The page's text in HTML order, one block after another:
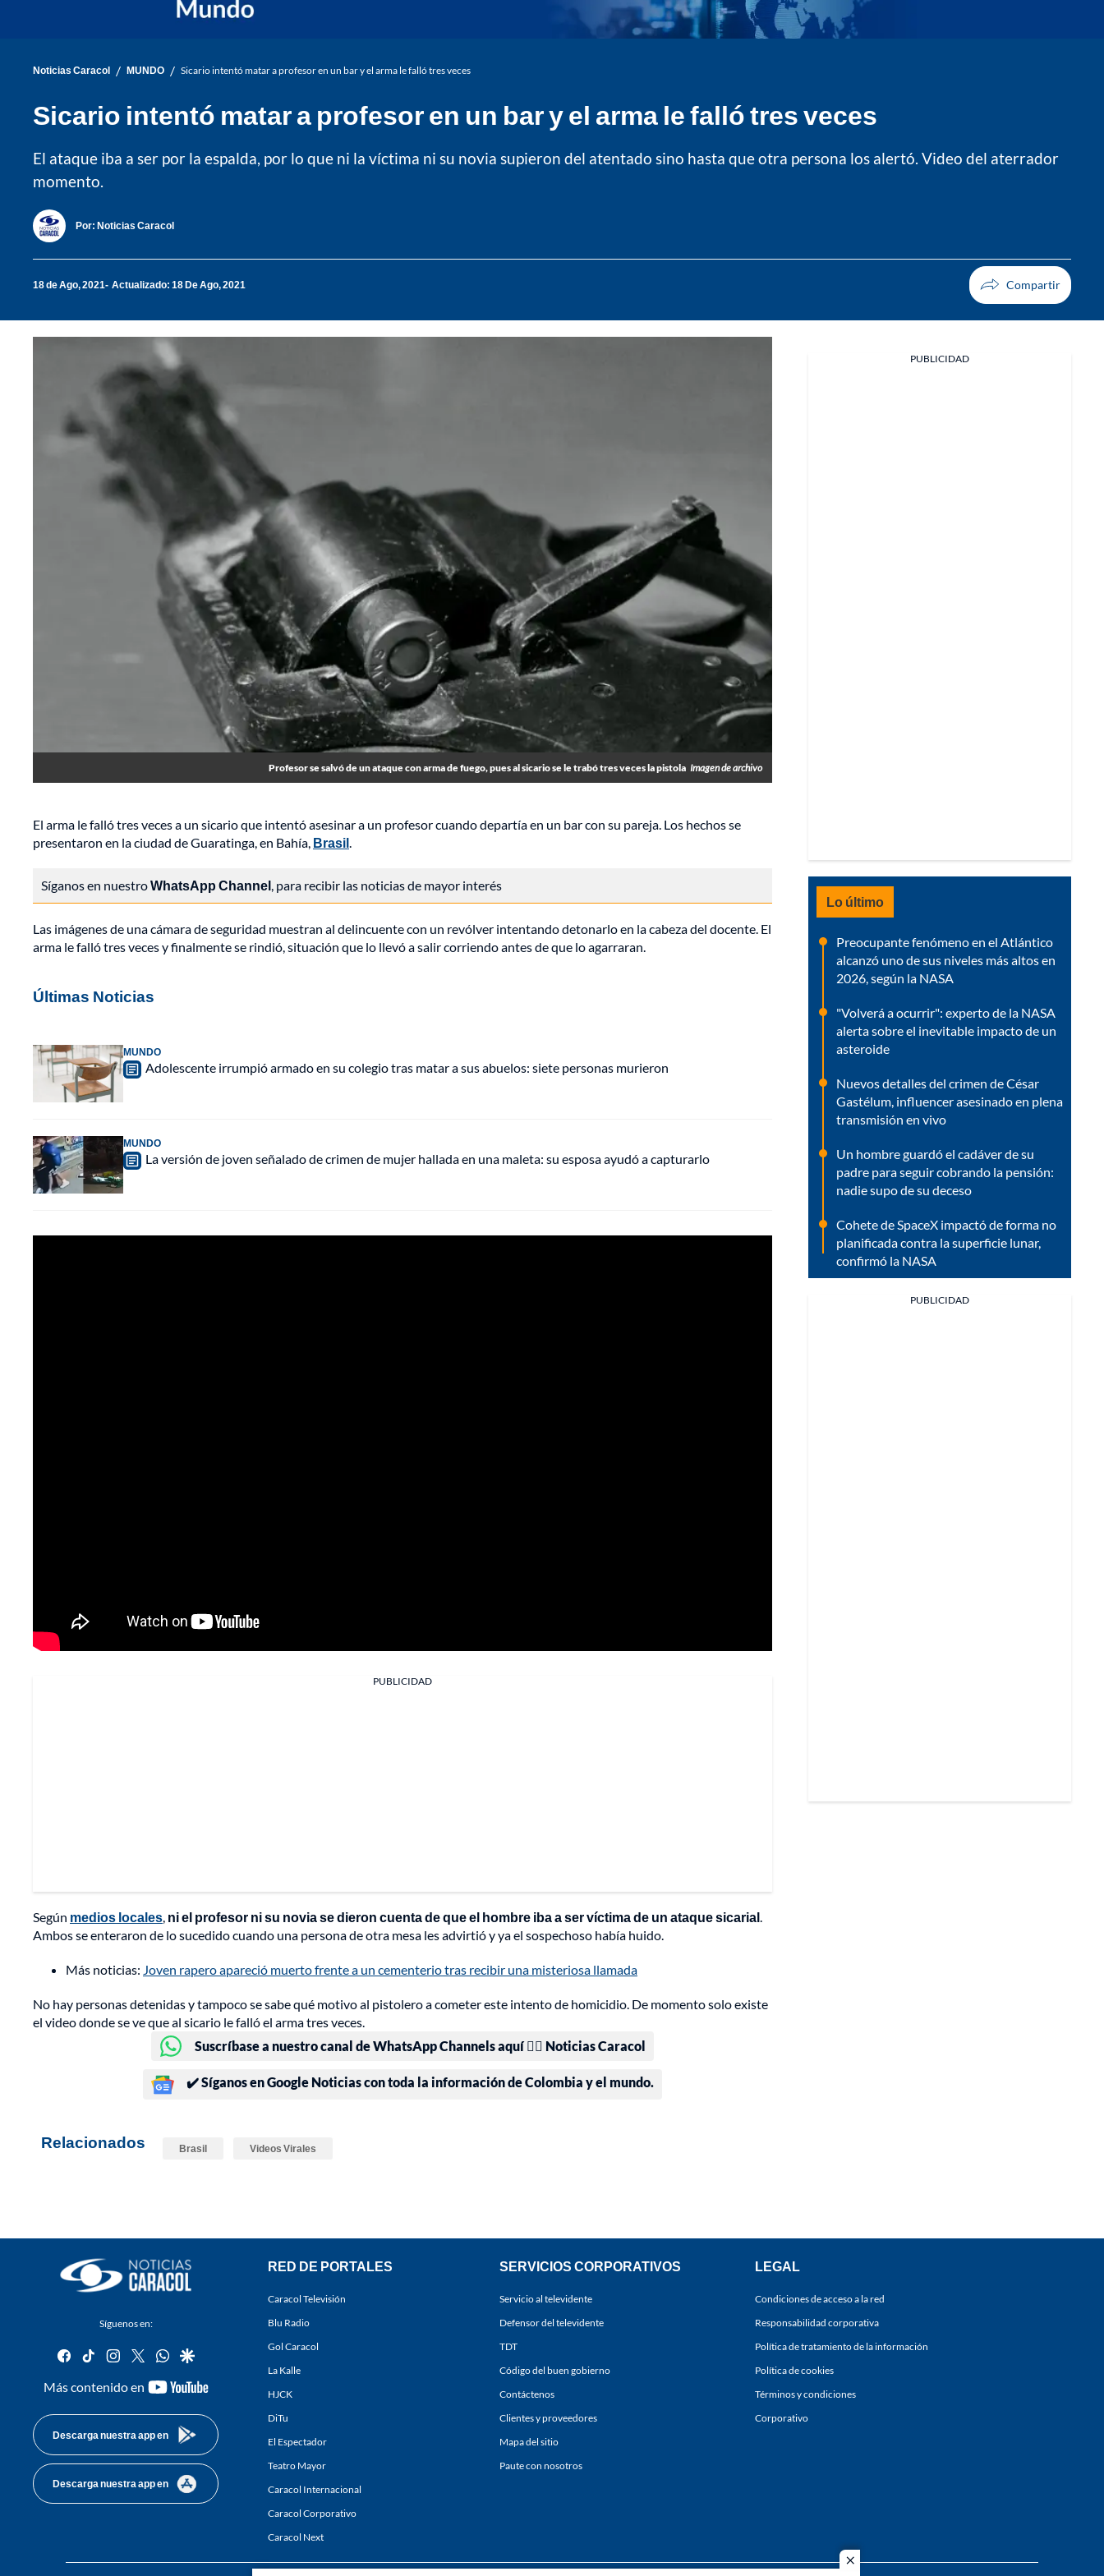
close
Noticias Caracol / MUNDO / Sicario intentó matar a profesor en un bar y el arma le falló tres veces
Sicario intentó matar a profesor en un bar y el arma le falló tres veces
El ataque iba a ser por la espalda, por lo que ni la víctima ni su novia supieron del atentado sino hasta que otra persona los alertó. Video del aterrador
momento.
Por: Noticias Caracol
18 de Ago, 2021 Actualizado: 18 De Ago, 2021
Profesor se salvó de un ataque con arma de fuego, pues al sicario se le trabó tres veces la pistola Imagen de archivo
El arma le falló tres veces a un sicario que intentó asesinar a un profesor cuando departía en un bar con su pareja. Los hechos se
presentaron en la ciudad de Guaratinga, en Bahía, Brasil.
Síganos en nuestroWhatsApp Channel, para recibir las noticias de mayor interés
Las imágenes de una cámara de seguridad muestran al delincuente con un revólver intentando detonarlo en la cabeza del docente. El
arma le falló tres veces y finalmente se rindió, situación que lo llevó a salir corriendo antes de que lo agarraran.
Últimas Noticias
MUNDO
Adolescente irrumpió armado en su colegio tras matar a sus abuelos: siete personas murieron
MUNDO
La versión de joven señalado de crimen de mujer hallada en una maleta: su esposa ayudó a capturarlo
PUBLICIDAD
Según medios locales, ni el profesor ni su novia se dieron cuenta de que el hombre iba a ser víctima de un ataque sicarial.
Ambos se enteraron de lo sucedido cuando una persona de otra mesa les advirtió y ya el sospechoso había huido.
Más noticias: Joven rapero apareció muerto frente a un cementerio tras recibir una misteriosa llamada
No hay personas detenidas y tampoco se sabe qué motivo al pistolero a cometer este intento de homicidio. De momento solo existe
el video donde se ve que al sicario le falló el arma tres veces.
Suscríbase a nuestro canal de WhatsApp Channels aquí 👉🏻 Noticias Caracol
✔️ Síganos en Google Noticias con toda la información de Colombia y el mundo.
Relacionados Brasil Videos Virales
PUBLICIDAD
Lo último
Preocupante fenómeno en el Atlántico
alcanzó uno de sus niveles más altos en
2026, según la NASA
"Volverá a ocurrir": experto de la NASA
alerta sobre el inevitable impacto de un
asteroide
Nuevos detalles del crimen de César
Gastélum, influencer asesinado en plena
transmisión en vivo
Un hombre guardó el cadáver de su
padre para seguir cobrando la pensión:
nadie supo de su deceso
Cohete de SpaceX impactó de forma no
planificada contra la superficie lunar,
confirmó la NASA
PUBLICIDAD
Síguenos en:
facebook
tiktok instagram
twitterwhatsapp
google
Más contenido en
youtube-
Descarga nuestra app en
Descarga nuestra app en
RED DE PORTALES
Caracol Televisión
Blu Radio
Gol Caracol
La Kalle
HJCK
DiTu
El Espectador
Teatro Mayor
Caracol Internacional
Caracol Corporativo
Caracol Next
SERVICIOS CORPORATIVOS
Servicio al televidente
Defensor del televidente
TDT
Código del buen gobierno
Contáctenos
Clientes y proveedores
Mapa del sitio
Paute con nosotros
LEGAL
Condiciones de acceso a la red
Responsabilidad corporativa
Política de tratamiento de la información
Política de cookies
Términos y condiciones
Corporativo